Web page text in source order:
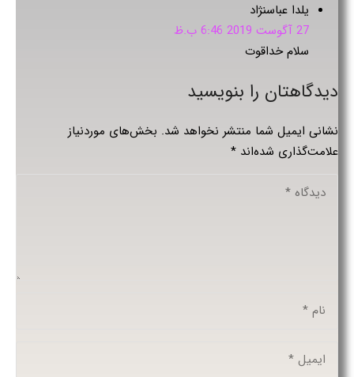
یلدا عباسنژاد
27 آگوست 2019 6:46 ب.ظ
سلام خداقوت
دیدگاهتان را بنویسید
نشانی ایمیل شما منتشر نخواهد شد. بخش‌های موردنیاز
علامت‌گذاری شده‌اند *